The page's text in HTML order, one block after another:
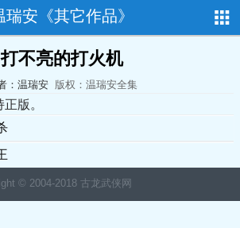
瑞安《其它作品》
打不亮的打火机
：温瑞安 版权：温瑞安全集
版。
© 2004-2018 古龙武侠网